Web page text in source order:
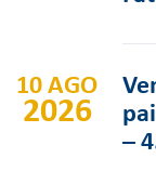
10 AGO
2026
–